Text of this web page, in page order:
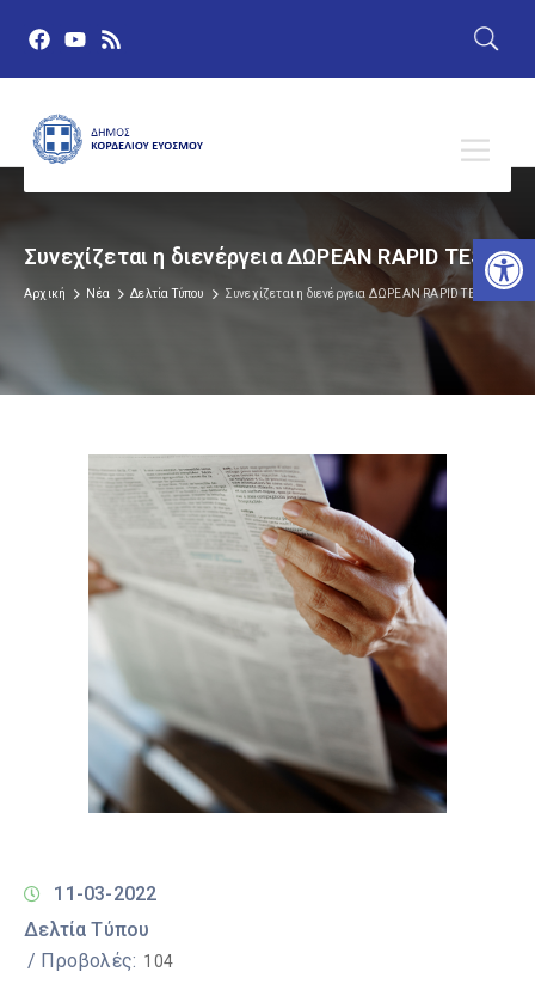
Συνεχίζεται η διενέργεια ΔΩΡΕΑΝ RAPID TEST
Αρχική Νέα Δελτία Τύπου Συνεχίζεται η διενέργεια ΔΩΡΕΑΝ RAPID TEST
11-03-2022
Δελτία Τύπου
/ Προβολές: 104